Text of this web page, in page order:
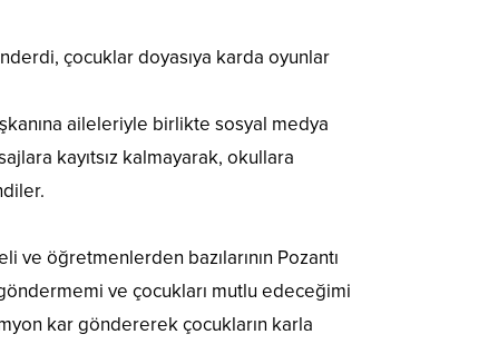
çocuklar doyasıya karda oyunlar
aileleriyle birlikte sosyal medya
kayıtsız kalmayarak, okullara
ve öğretmenlerden bazılarının Pozantı
ve çocukları mutlu edeceğimi
kar göndererek çocukların karla